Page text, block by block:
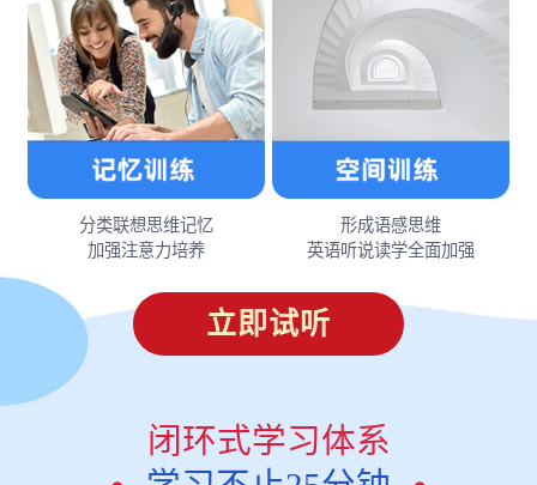
分类联想思维记忆
加强注意力培养
形成语感思维
英语听说读学全面加强
立即试听
闭环式学习体系